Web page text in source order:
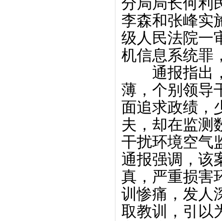
李森和张峰实
级人民法院一
机信息系统罪
通报指出，
薄，个别领导
面追求政绩，
夫，却在监测
干扰环境空气
通报强调，该
真，严重损害
训惨痛，发人
取教训，引以